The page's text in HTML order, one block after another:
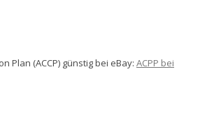
Plan (ACCP) günstig bei eBay: ACPP bei